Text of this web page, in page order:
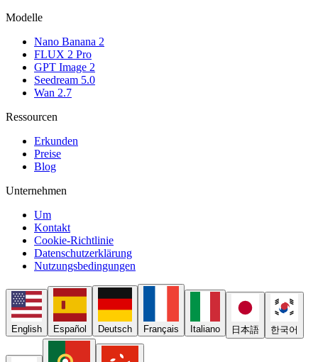
Modelle
Nano Banana 2
FLUX 2 Pro
GPT Image 2
Seedream 5.0
Wan 2.7
Ressourcen
Erkunden
Preise
Blog
Unternehmen
Um
Kontakt
Cookie-Richtlinie
Datenschutzerklärung
Nutzungsbedingungen
English Español Deutsch Français Italiano 日本語 한국어